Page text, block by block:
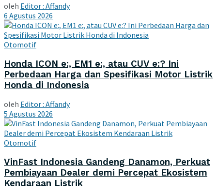
oleh Editor : Affandy
6 Agustus 2026
Otomotif
Honda ICON e:, EM1 e:, atau CUV e:? Ini
Perbedaan Harga dan Spesifikasi Motor Listrik
Honda di Indonesia
oleh Editor : Affandy
5 Agustus 2026
Otomotif
VinFast Indonesia Gandeng Danamon, Perkuat
Pembiayaan Dealer demi Percepat Ekosistem
Kendaraan Listrik